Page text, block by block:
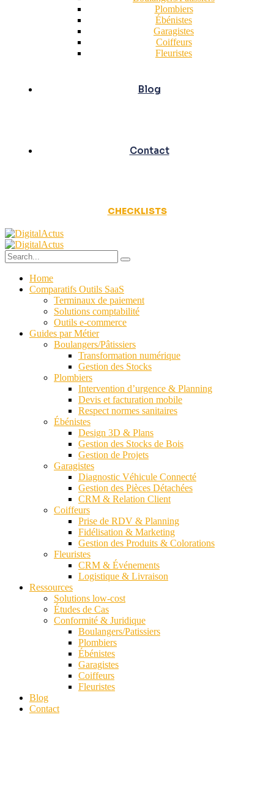
Plombiers
Ébénistes
Garagistes
Coiffeurs
Fleuristes
Blog
Contact
CHECKLISTS
Home
Comparatifs Outils SaaS
Terminaux de paiement
Solutions comptabilité
Outils e-commerce
Guides par Métier
Boulangers/Pâtissiers
Transformation numérique
Gestion des Stocks
Plombiers
Intervention d’urgence & Planning
Devis et facturation mobile
Respect normes sanitaires
Ébénistes
Design 3D & Plans
Gestion des Stocks de Bois
Gestion de Projets
Garagistes
Diagnostic Véhicule Connecté
Gestion des Pièces Détachées
CRM & Relation Client
Coiffeurs
Prise de RDV & Planning
Fidélisation & Marketing
Gestion des Produits & Colorations
Fleuristes
CRM & Événements
Logistique & Livraison
Ressources
Solutions low-cost
Études de Cas
Conformité & Juridique
Boulangers/Patissiers
Plombiers
Ébénistes
Garagistes
Coiffeurs
Fleuristes
Blog
Contact